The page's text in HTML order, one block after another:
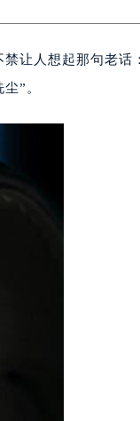
让人想起那句老话
”。